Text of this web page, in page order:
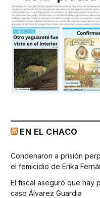
EN EL CHACO
Condenaron a prisión
el femicidio de Erika
El fiscal aseguró que hay
caso Álvarez Guardia